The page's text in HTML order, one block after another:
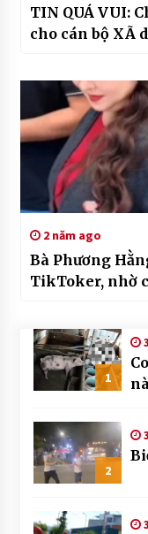
TIN QUÁ VUI:
cho cán bộ XÃ
2 năm ago
Bà Phương
TikToker, nhờ
1
2